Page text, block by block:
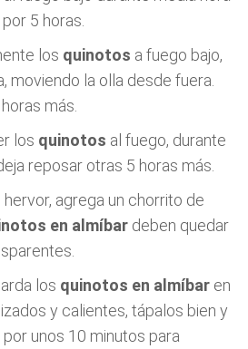
5 horas.
los quinotos a fuego bajo,
moviendo la olla desde fuera.
más.
los quinotos al fuego, durante
reposar otras 5 horas más.
hervor, agrega un chorrito de
en almíbar deben quedar
los quinotos en almíbar en
y calientes, tápalos bien y
unos 10 minutos para